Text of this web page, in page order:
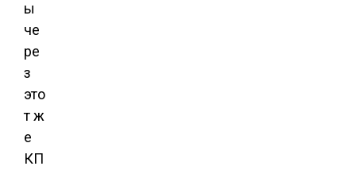
ы
че
ре
з
это
т ж
е
КП